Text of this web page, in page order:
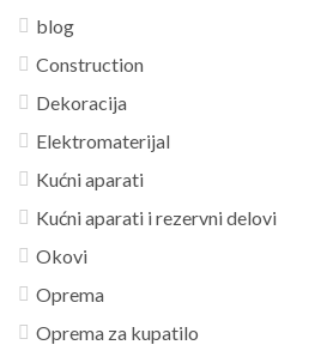
blog
Construction
Dekoracija
Elektromaterijal
Kućni aparati
Kućni aparati i rezervni delovi
Okovi
Oprema
Oprema za kupatilo